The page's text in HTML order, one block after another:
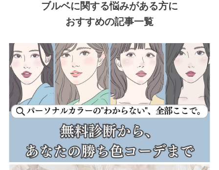
ブルベに関する悩みがある方に
おすすめの記事一覧